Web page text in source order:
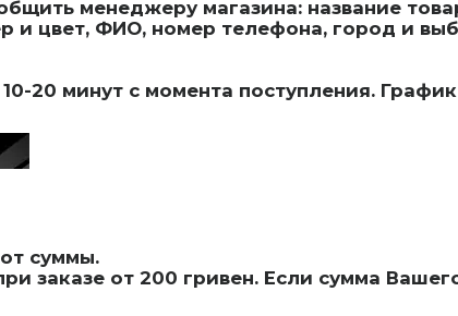
менеджеру магазина: название
и цвет, ФИО, номер телефона, город и
20 минут с момента поступления.
суммы.
от 200 гривен. Если сумма